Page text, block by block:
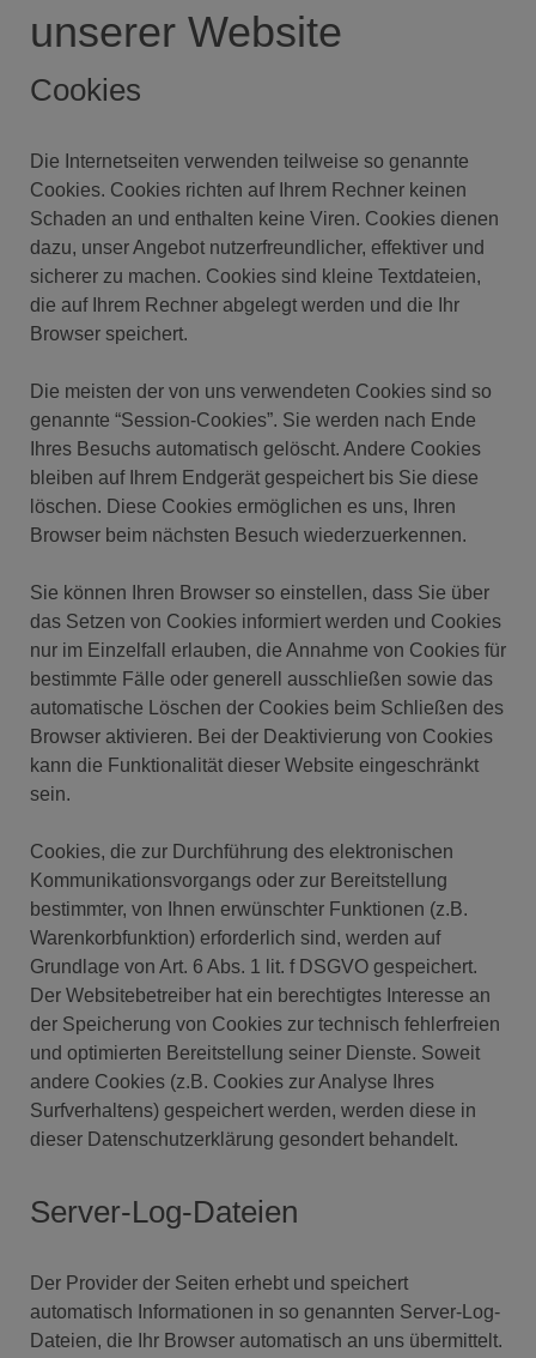
unserer Website
Cookies
Die Internetseiten verwenden teilweise so genannte
Cookies. Cookies richten auf Ihrem Rechner keinen
Schaden an und enthalten keine Viren. Cookies dienen
dazu, unser Angebot nutzerfreundlicher, effektiver und
sicherer zu machen. Cookies sind kleine Textdateien,
die auf Ihrem Rechner abgelegt werden und die Ihr
Browser speichert.
Die meisten der von uns verwendeten Cookies sind so
genannte “Session-Cookies”. Sie werden nach Ende
Ihres Besuchs automatisch gelöscht. Andere Cookies
bleiben auf Ihrem Endgerät gespeichert bis Sie diese
löschen. Diese Cookies ermöglichen es uns, Ihren
Browser beim nächsten Besuch wiederzuerkennen.
Sie können Ihren Browser so einstellen, dass Sie über
das Setzen von Cookies informiert werden und Cookies
nur im Einzelfall erlauben, die Annahme von Cookies für
bestimmte Fälle oder generell ausschließen sowie das
automatische Löschen der Cookies beim Schließen des
Browser aktivieren. Bei der Deaktivierung von Cookies
kann die Funktionalität dieser Website eingeschränkt
sein.
Cookies, die zur Durchführung des elektronischen
Kommunikationsvorgangs oder zur Bereitstellung
bestimmter, von Ihnen erwünschter Funktionen (z.B.
Warenkorbfunktion) erforderlich sind, werden auf
Grundlage von Art. 6 Abs. 1 lit. f DSGVO gespeichert.
Der Websitebetreiber hat ein berechtigtes Interesse an
der Speicherung von Cookies zur technisch fehlerfreien
und optimierten Bereitstellung seiner Dienste. Soweit
andere Cookies (z.B. Cookies zur Analyse Ihres
Surfverhaltens) gespeichert werden, werden diese in
dieser Datenschutzerklärung gesondert behandelt.
Server-Log-Dateien
Der Provider der Seiten erhebt und speichert
automatisch Informationen in so genannten Server-Log-
Dateien, die Ihr Browser automatisch an uns übermittelt.